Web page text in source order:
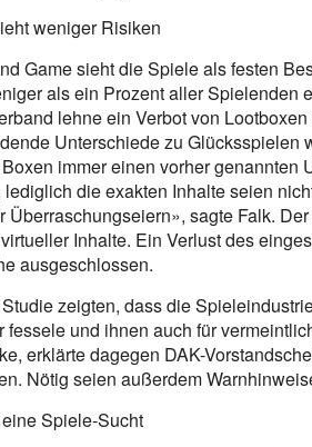
weniger Risiken
Game sieht die Spiele als festen
als ein Prozent aller Spielenden
lehne ein Verbot von
Unterschiede zu Glücksspielen
immer einen vorher genannten
die exakten Inhalte seien
Überraschungseiern», sagte Falk.
Inhalte. Ein Verlust des
ausgeschlossen.
zeigten, dass die
und ihnen auch für
erklärte dagegen DAK-
Nötig seien außerdem
Spiele-Sucht